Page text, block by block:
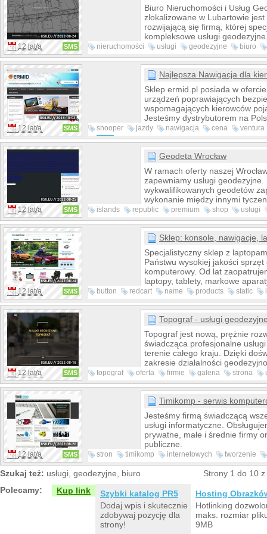
obiektowaniemap,
budynków, pomiary
Zapraszamy do współpracy!
12 lat/a SMS
Biuro Nieruchomości i Usług
zlokalizowane w Lubartowie jest
rozwijającą się firmą, której
kompleksowe usługi
podziały działek, wytyczenia
sporządzamymapy do celów
przeprowadzamy
budynków i przyłączy. Kolejną
nieruchomościami.
nieruchomości usługi geodezyjne
biuro
świadczone
galeria storage
12 lat/a SMS
Najlepsza Nawigacja dla
Sklep ermid.pl posiada w
urządzeń poprawiających
wspomagających kierowców
Jesteśmy dystrybutorem na
producenta nawigacji do
Truckmate. W naszej ofercie
również Antyradar iRadar Cobra
z iPhone , Smartphon,
oponach do ciężarówek S&T ,
oraz alarm Canbus Tytan.Dla
poprawić swoją kondycję
snooper jazdy nawigacja cena
ventura
mapa dziennej europy
12 lat/a SMS
Geodeta Wrocław
W ramach oferty naszej
zapewniamy usługi geodezyjne.
wykwalifikowanych geodetów
wykonanie między innymi
pomiarów powykonawczych,
inwentaryzacji sieci oraz
mapdo celów projektowych,
nieruchomości, rozgraniczenia,
granicznych, pomiary
specjalne.
islands republic premium shop
usługi
domena
krajowego
12 lat/a SMS
Sklep: konsole, nawigacje,
Specjalistyczny sklep z
Państwu wysokiej jakości
komputerowy. Od lat
laptopy, tablety, markowe
cyfrowe, konsole do gier Sony
XBOX 360. Serdecznie
naszego sklepu z notebookami
Skarżysku-
stronę WWW.tablety24.pl
tabletach, laptopach,
do gier.
button redcart name products static
hover
techsat
12 lat/a SMS
Topograf - usługi
Topograf jest nową, prężnie
świadcząca profesjonalne
terenie całego kraju. Dzięki
zakresie działalności
zapewniamy fachową pomoc.
na jakość i terminową realizację
Świadczymy usługi z
geodezyjnych: -mapy do
- rozgraniczanie nieruchomości
obsługa inwestycji...
topograf oferta firmie galeria strona
domański
pozwala
12 lat/a SMS
Timikomp - serwis
Jesteśmy firmą świadczącą
usługi informatyczne.
prywatne, małe i średnie firmy
publiczne.
stron timikomp internetowych
tworzenie
serwis
oświęcim oferujemy
Szukaj też: usługi, geodezyjne, biuro
Strony 1 do 10
Polecamy:
Kup link
Szybki katalog PR5
Dodaj wpis i skutecznie
zdobywaj pozycję dla
strony!
Hosting
Hotlinking
maks. rozmiar
9MB